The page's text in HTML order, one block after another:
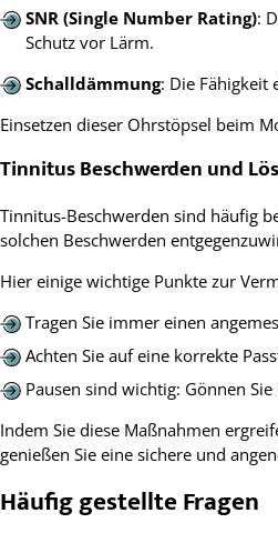
SNR (Single Number Rating):
Schutz vor Lärm.
Schalldämmung: Die Fähigkeit
Einsetzen dieser Ohrstöpsel beim
Tinnitus Beschwerden und
Tinnitus-Beschwerden sind häufig
solchen Beschwerden
Hier einige wichtige Punkte zur
Tragen Sie immer einen
Achten Sie auf eine korrekte
Pausen sind wichtig: Gönnen
Indem Sie diese Maßnahmen
genießen Sie eine sichere und
Häufig gestellte Fragen